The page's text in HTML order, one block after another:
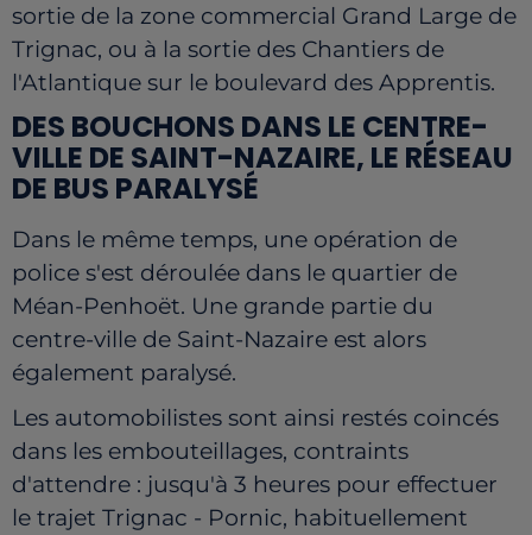
sortie de la zone commercial Grand Large de
Trignac, ou à la sortie des Chantiers de
l'Atlantique sur le boulevard des Apprentis.
DES BOUCHONS DANS LE CENTRE-
VILLE DE SAINT-NAZAIRE, LE RÉSEAU
DE BUS PARALYSÉ
Dans le même temps, une opération de
police s'est déroulée dans le quartier de
Méan-Penhoët. Une grande partie du
centre-ville de Saint-Nazaire est alors
également paralysé.
Les automobilistes sont ainsi restés coincés
dans les embouteillages, contraints
d'attendre : jusqu'à 3 heures pour effectuer
le trajet Trignac - Pornic, habituellement